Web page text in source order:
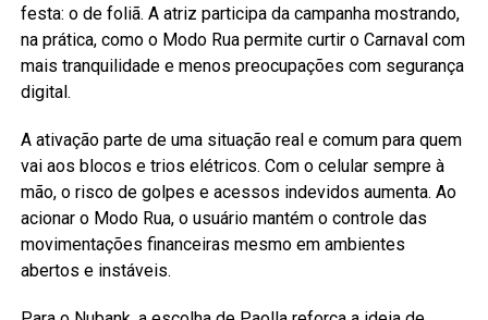
festa: o de foliã. A atriz participa da campanha mostrando,
na prática, como o Modo Rua permite curtir o Carnaval com
mais tranquilidade e menos preocupações com segurança
digital.
A ativação parte de uma situação real e comum para quem
vai aos blocos e trios elétricos. Com o celular sempre à
mão, o risco de golpes e acessos indevidos aumenta. Ao
acionar o Modo Rua, o usuário mantém o controle das
movimentações financeiras mesmo em ambientes
abertos e instáveis.